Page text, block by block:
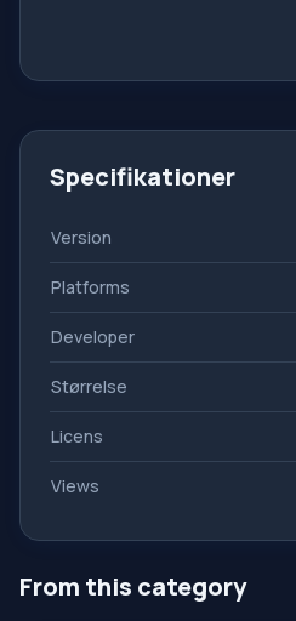
Specifikationer
Version
Platforms
Developer
Størrelse
Licens
Views
From this category